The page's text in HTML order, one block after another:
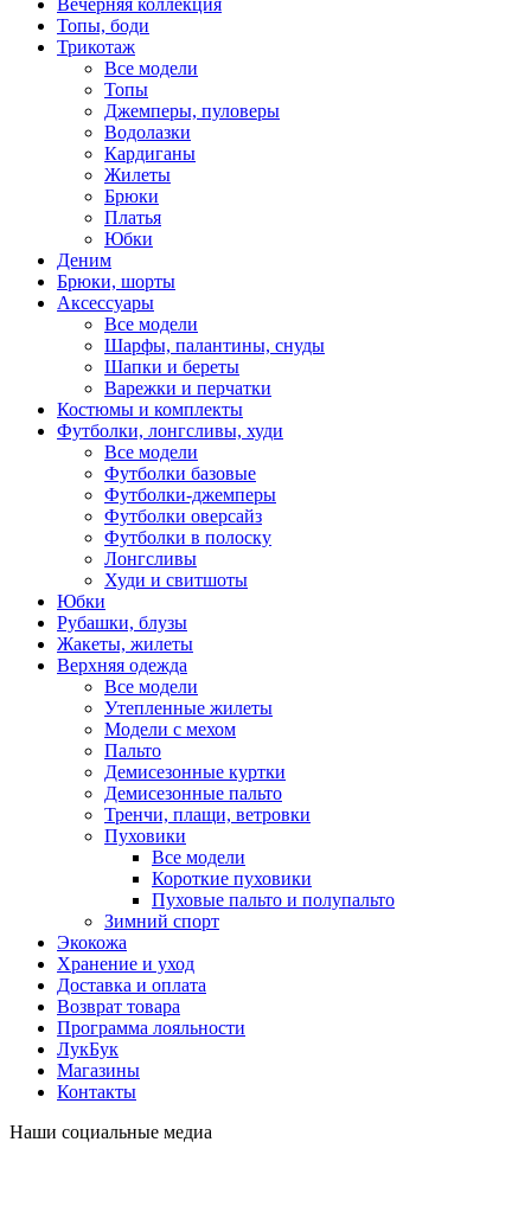
Вечерняя коллекция
Топы, боди
Трикотаж
Все модели
Топы
Джемперы, пуловеры
Водолазки
Кардиганы
Жилеты
Брюки
Платья
Юбки
Деним
Брюки, шорты
Аксессуары
Все модели
Шарфы, палантины, снуды
Шапки и береты
Варежки и перчатки
Костюмы и комплекты
Футболки, лонгсливы, худи
Все модели
Футболки базовые
Футболки-джемперы
Футболки оверсайз
Футболки в полоску
Лонгсливы
Худи и свитшоты
Юбки
Рубашки, блузы
Жакеты, жилеты
Верхняя одежда
Все модели
Утепленные жилеты
Модели с мехом
Пальто
Демисезонные куртки
Демисезонные пальто
Тренчи, плащи, ветровки
Пуховики
Все модели
Короткие пуховики
Пуховые пальто и полупальто
Зимний спорт
Экокожа
Хранение и уход
Доставка и оплата
Возврат товара
Программа лояльности
ЛукБук
Магазины
Контакты
Наши социальные медиа